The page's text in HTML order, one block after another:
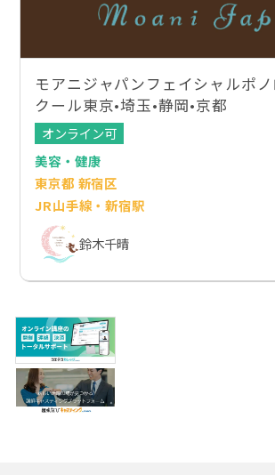
モアニジャパンフェイシャルポ
クール東京•埼玉•静岡•京都
オンライン可
美容・健康
東京都 新宿区
JR山手線・新宿駅
鈴木千晴